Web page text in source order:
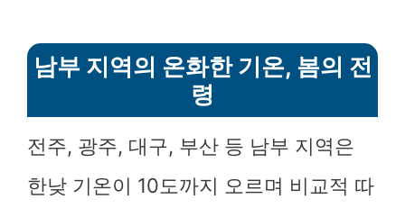
남부 지역의 온화한 기온, 봄의 전
령
전주, 광주, 대구, 부산 등 남부 지역은
한낮 기온이 10도까지 오르며 비교적 따